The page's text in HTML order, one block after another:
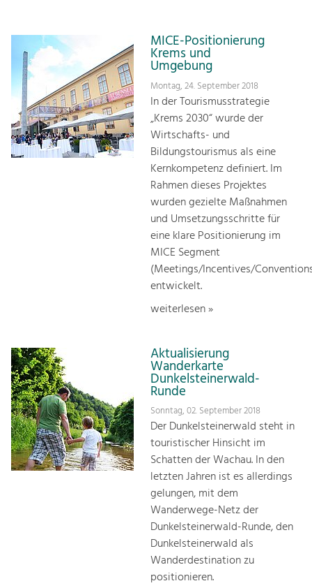
MICE-Positionierung
Krems und
Umgebung
Montag, 24. September 2018
In der Tourismusstrategie
„Krems 2030“ wurde der
Wirtschafts- und
Bildungstourismus als eine
Kernkompetenz definiert. Im
Rahmen dieses Projektes
wurden gezielte Maßnahmen
und Umsetzungsschritte für
eine klare Positionierung im
MICE Segment
(Meetings/Incentives/
entwickelt.
weiterlesen »
Aktualisierung
Wanderkarte
Dunkelsteinerwald-
Runde
Sonntag, 02. September 2018
Der Dunkelsteinerwald steht in
touristischer Hinsicht im
Schatten der Wachau. In den
letzten Jahren ist es allerdings
gelungen, mit dem
Wanderwege-Netz der
Dunkelsteinerwald-Runde, den
Dunkelsteinerwald als
Wanderdestination zu
positionieren.